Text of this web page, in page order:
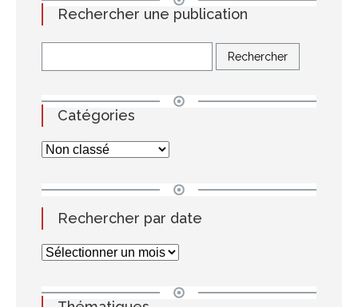
Rechercher une publication
Catégories
Rechercher par date